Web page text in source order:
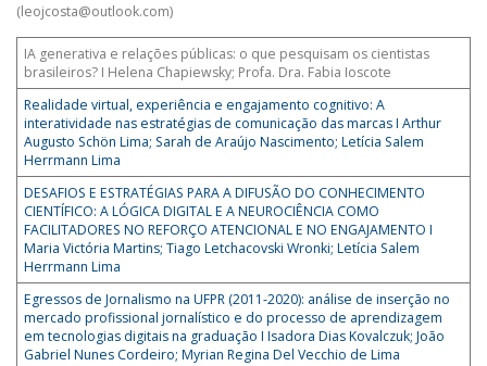
(leojcosta@outlook.com)
IA generativa e relações públicas: o que pesquisam os cientistas
brasileiros? I Helena Chapiewsky; Profa. Dra. Fabia Ioscote
Realidade virtual, experiência e engajamento cognitivo: A
interatividade nas estratégias de comunicação das marcas I Arthur
Augusto Schön Lima; Sarah de Araújo Nascimento; Letícia Salem
Herrmann Lima
DESAFIOS E ESTRATÉGIAS PARA A DIFUSÃO DO CONHECIMENTO
CIENTÍFICO: A LÓGICA DIGITAL E A NEUROCIÊNCIA COMO
FACILITADORES NO REFORÇO ATENCIONAL E NO ENGAJAMENTO I
Maria Victória Martins; Tiago Letchacovski Wronki; Letícia Salem
Herrmann Lima
Egressos de Jornalismo na UFPR (2011-2020): análise de inserção no
mercado profissional jornalístico e do processo de aprendizagem
em tecnologias digitais na graduação I Isadora Dias Kovalczuk; João
Gabriel Nunes Cordeiro; Myrian Regina Del Vecchio de Lima